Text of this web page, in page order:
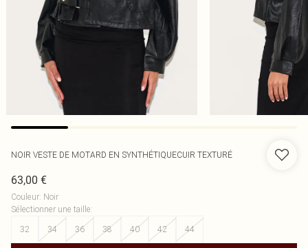
NOIR VESTE DE MOTARD EN SYNTHÉTIQUECUIR TEXTURÉ
63,00 €
Couleur: Noir
Sélectionner une taille:
32
34 36 38 40 42 44